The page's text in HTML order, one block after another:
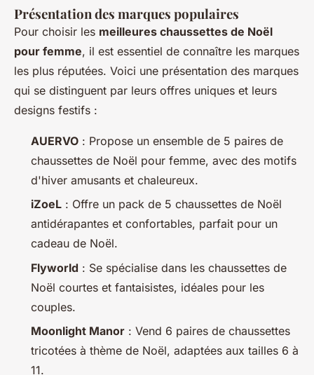
Présentation des marques populaires
Pour choisir les meilleures chaussettes de Noël
pour femme, il est essentiel de connaître les marques
les plus réputées. Voici une présentation des marques
qui se distinguent par leurs offres uniques et leurs
designs festifs :
AUERVO : Propose un ensemble de 5 paires de
chaussettes de Noël pour femme, avec des motifs
d'hiver amusants et chaleureux.
iZoeL : Offre un pack de 5 chaussettes de Noël
antidérapantes et confortables, parfait pour un
cadeau de Noël.
Flyworld : Se spécialise dans les chaussettes de
Noël courtes et fantaisistes, idéales pour les
couples.
Moonlight Manor : Vend 6 paires de chaussettes
tricotées à thème de Noël, adaptées aux tailles 6 à
11.